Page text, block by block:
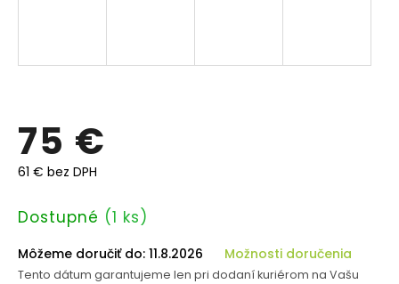
75 €
61 € bez DPH
Jednotková
Dostupné (1 ks)
Môžeme doručiť do: 11.8.2026 Možnosti doručenia
Tento dátum garantujeme len pri dodaní kuriérom na Vašu